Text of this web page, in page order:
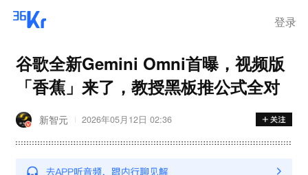
登录
谷歌全新Gemini Omni首曝，视频版
「香蕉」来了，教授黑板推公式全对
新智元 2026年05月12日 02:36